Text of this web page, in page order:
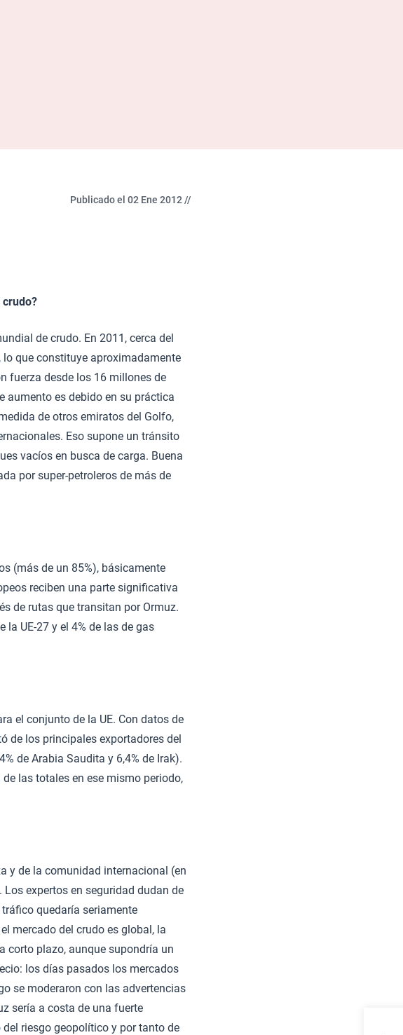
Publicado el 02 Ene 2012 //
de crudo. En 2011, cerca del
que constituye aproximadamente
fuerza desde los 16 millones de
aumento es debido en su práctica
de otros emiratos del Golfo,
Eso supone un tránsito
vacíos en busca de carga. Buena
por super-petroleros de más de
(más de un 85%), básicamente
reciben una parte significativa
de rutas que transitan por Ormuz.
UE-27 y el 4% de las de gas
el conjunto de la UE. Con datos de
de los principales exportadores del
de Arabia Saudita y 6,4% de Irak).
las totales en ese mismo periodo,
y de la comunidad internacional (en
expertos en seguridad dudan de
quedaría seriamente
mercado del crudo es global, la
corto plazo, aunque supondría un
los días pasados los mercados
se moderaron con las advertencias
sería a costa de una fuerte
riesgo geopolítico y por tanto de